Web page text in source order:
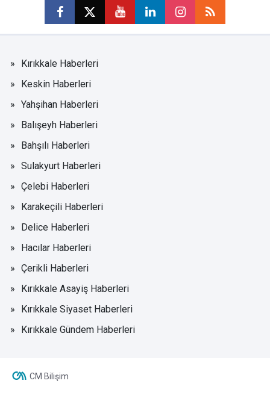
Kırıkkale Haberleri
Keskin Haberleri
Yahşihan Haberleri
Balışeyh Haberleri
Bahşılı Haberleri
Sulakyurt Haberleri
Çelebi Haberleri
Karakeçili Haberleri
Delice Haberleri
Hacılar Haberleri
Çerikli Haberleri
Kırıkkale Asayiş Haberleri
Kırıkkale Siyaset Haberleri
Kırıkkale Gündem Haberleri
CM Bilişim